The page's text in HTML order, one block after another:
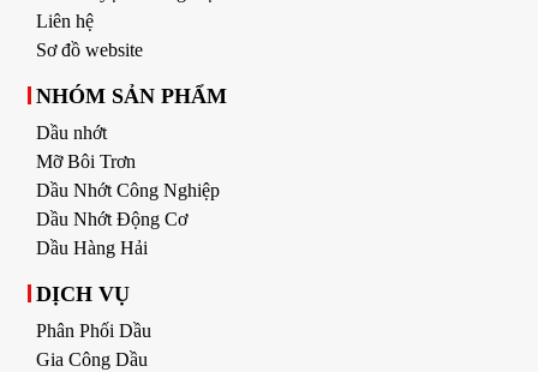
Liên hệ
Sơ đồ website
NHÓM SẢN PHẨM
Dầu nhớt
Mỡ Bôi Trơn
Dầu Nhớt Công Nghiệp
Dầu Nhớt Động Cơ
Dầu Hàng Hải
DỊCH VỤ
Phân Phối Dầu
Gia Công Dầu